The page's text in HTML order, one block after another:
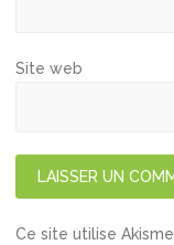
Site web
Ce site utilise